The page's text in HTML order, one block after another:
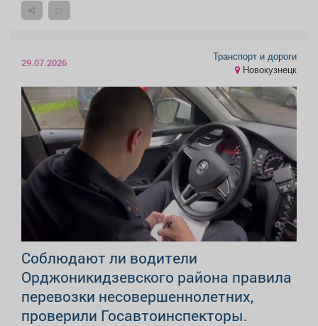
29.07.2026
Транспорт и дороги
Новокузнецк
Соблюдают ли водители
Орджоникидзевского района правила
перевозки несовершеннолетних,
проверили Госавтоинспекторы.